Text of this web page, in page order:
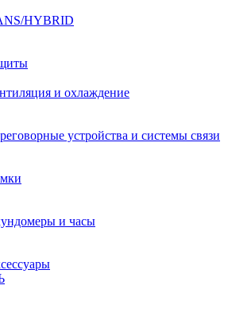
HYBRID
и охлаждение
устройства и системы связи
и часы